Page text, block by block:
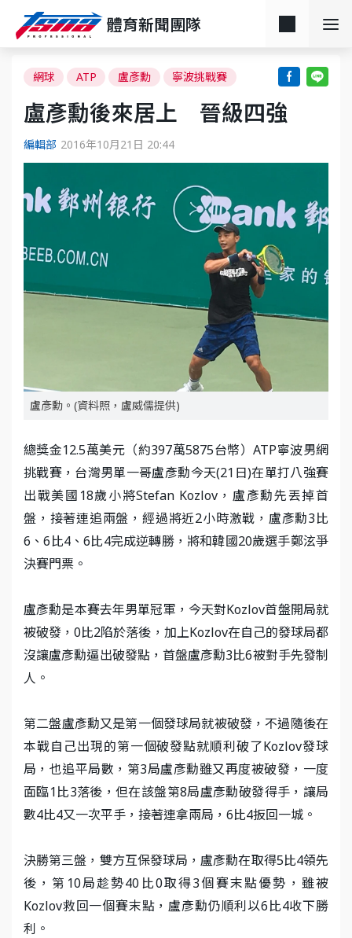
體育新聞團隊
網球 ATP 盧彥勳 寧波挑戰賽
盧彥勳後來居上 晉級四強
編輯部 2016年10月21日 20:44
盧彥勳。(資料照，盧威儒提供)
總獎金12.5萬美元（約397萬5875台幣）ATP寧波男網
挑戰賽，台灣男單一哥盧彥勳今天(21日)在單打八強賽
出戰美國18歲小將Stefan Kozlov，盧彥勳先丟掉首
盤，接著連追兩盤，經過將近2小時激戰，盧彥勳3比
6、6比4、6比4完成逆轉勝，將和韓國20歲選手鄭泫爭
決賽門票。
盧彥勳是本賽去年男單冠軍，今天對Kozlov首盤開局就
被破發，0比2陷於落後，加上Kozlov在自己的發球局都
沒讓盧彥勳逼出破發點，首盤盧彥勳3比6被對手先發制
人。
第二盤盧彥勳又是第一個發球局就被破發，不過隨後在
本戰自己出現的第一個破發點就順利破了Kozlov發球
局，也追平局數，第3局盧彥勳雖又再度被破發，一度
面臨1比3落後，但在該盤第8局盧彥勳破發得手，讓局
數4比4又一次平手，接著連拿兩局，6比4扳回一城。
決勝第三盤，雙方互保發球局，盧彥勳在取得5比4領先
後，第10局趁勢40比0取得3個賽末點優勢，雖被
Kozlov救回一個賽末點，盧彥勳仍順利以6比4收下勝
利。